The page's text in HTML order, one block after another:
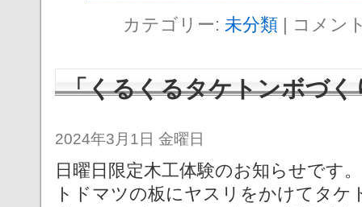
カテゴリー: 未分類 コメン
「くるくるタケトンボづく
2024年3月1日 金曜日
日曜日限定木工体験のお知らせです。
トドマツの板にヤスリをかけてタケ